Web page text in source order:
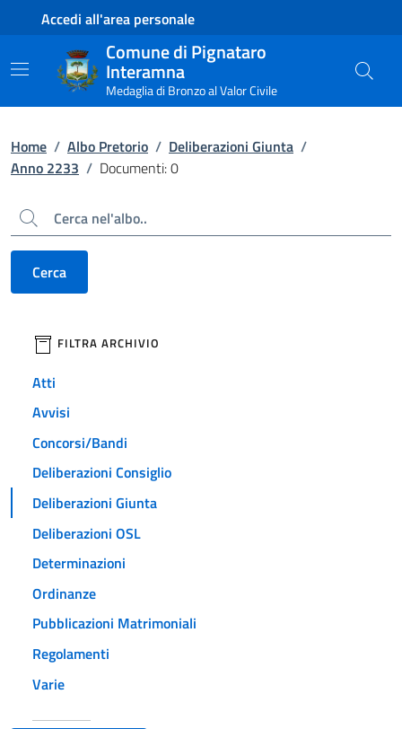
Contenuto principale
Piede di paginaAccedi all'area personale
Comune di Pignataro
Interamna
Medaglia di Bronzo al Valor Civile
Home / Albo Pretorio / Deliberazioni Giunta /
Anno 2233 / Documenti: 0
Cerca
Cerca
filtri da applicare
FILTRA ARCHIVIO
Atti
Avvisi
Concorsi/Bandi
Deliberazioni Consiglio
Deliberazioni Giunta
Deliberazioni OSL
Determinazioni
Ordinanze
Pubblicazioni Matrimoniali
Regolamenti
Varie